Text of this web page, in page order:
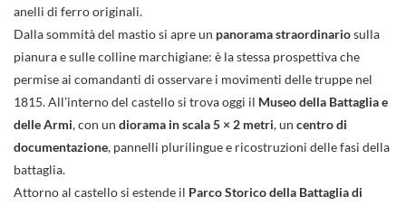
anelli di ferro originali.
Dalla sommità del mastio si apre un panorama straordinariosulla
pianura e sulle colline marchigiane: è la stessa prospettiva che
permise ai comandanti di osservare i movimenti delle truppe nel
1815. All’interno del castello si trova oggi il Museo della Battaglia e
delle Armi, con un diorama in scala 5 × 2 metri, un centro di
documentazione, pannelli plurilingue e ricostruzioni delle fasi della
battaglia.
Attorno al castello si estende il Parco Storico della Battaglia di